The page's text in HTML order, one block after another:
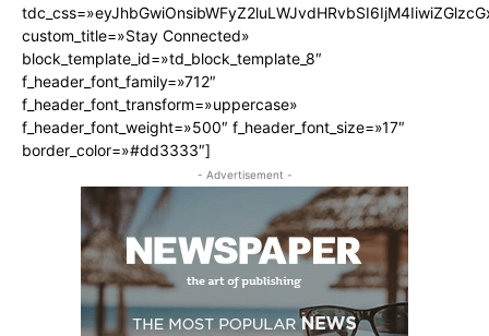
custom_title=»Stay Connected»
block_template_id=»td_block_template_8″
f_header_font_family=»712″
f_header_font_transform=»uppercase»
f_header_font_weight=»500″ f_header_font_size=»17″
border_color=»#dd3333″]
- Advertisement -